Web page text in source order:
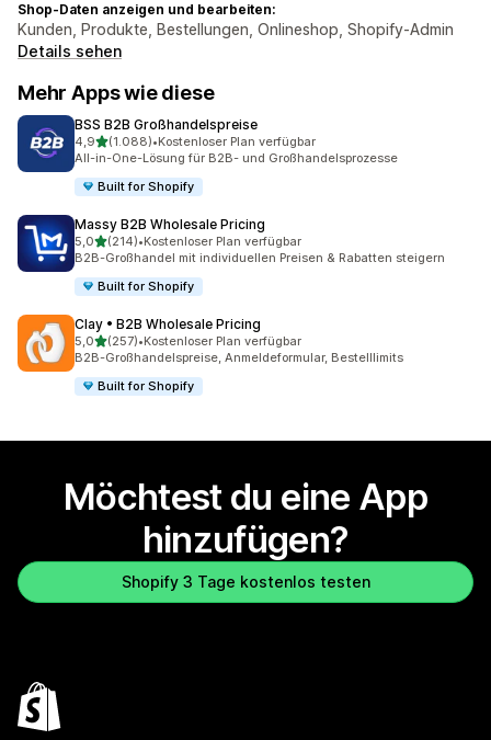
Shop-Daten anzeigen und bearbeiten:
Kunden, Produkte, Bestellungen, Onlineshop, Shopify-Admin
Details sehen
Mehr Apps wie diese
BSS B2B Großhandelspreise
4,9von 5 Sternen
(1.088)
1088 Rezensionen insgesamt
•Kostenloser Plan verfügbar
All-in-One-Lösung für B2B- und Großhandelsprozesse
Built for Shopify
Massy B2B Wholesale Pricing
5,0von 5 Sternen
(214)
214 Rezensionen insgesamt
•Kostenloser Plan verfügbar
B2B-Großhandel mit individuellen Preisen & Rabatten steigern
Built for Shopify
Clay • B2B Wholesale Pricing
5,0von 5 Sternen
(257)
257 Rezensionen insgesamt
•Kostenloser Plan verfügbar
B2B-Großhandelspreise, Anmeldeformular, Bestelllimits
Built for Shopify
Möchtest du eine App
hinzufügen?
Shopify 3 Tage kostenlos testen